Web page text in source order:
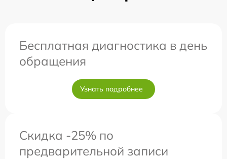
Бесплатная диагностика в день
обращения
Узнать подробнее
Скидка -25% по
предварительной записи